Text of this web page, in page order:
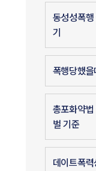
동성성폭
기
폭행당했
총포화약
벌 기준
데이트폭